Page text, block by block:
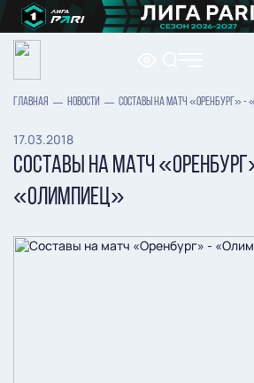
ГЛАВНАЯ НОВОСТИ СОСТАВЫ НА МАТЧ «ОРЕНБУРГ» -
17.03.2018
СОСТАВЫ НА МАТЧ
«ОЛИМПИЕЦ»